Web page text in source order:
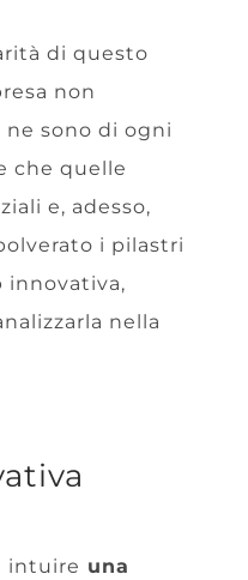
di questo
non
sono di ogni
che quelle
e, adesso,
i pilastri
innovativa,
nella
intuire una